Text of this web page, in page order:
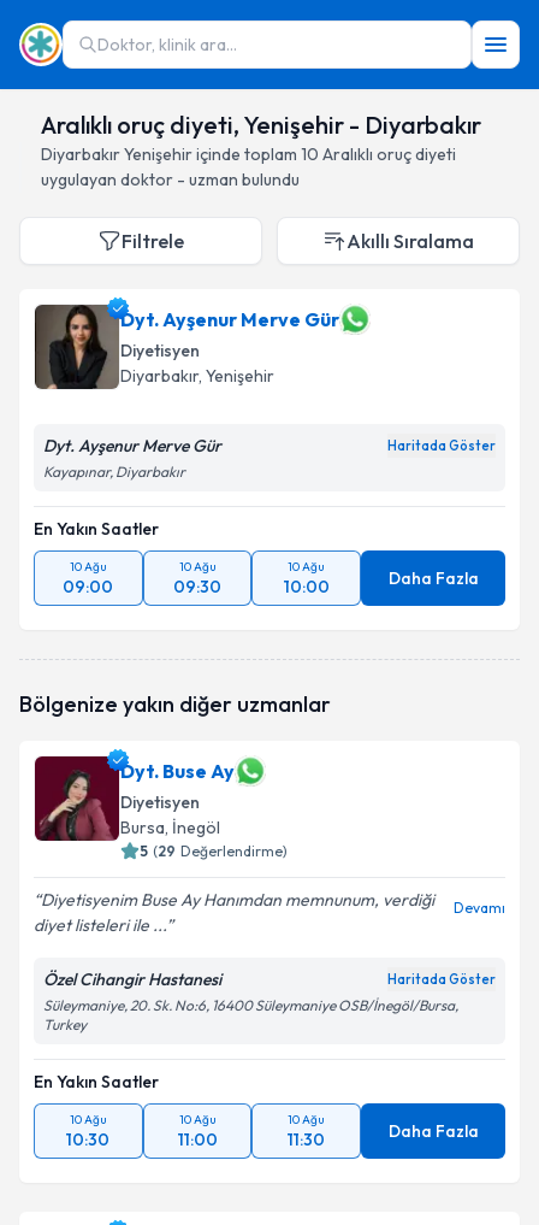
Doktor, klinik ara...
Aralıklı oruç diyeti, Yenişehir - Diyarbakır
DiyarbakırYenişehiriçinde toplam 10 Aralıklı oruç diyeti
uygulayan doktor - uzman bulundu
Filtrele Akıllı Sıralama
Dyt. Ayşenur Merve Gür
Diyetisyen
Diyarbakır, Yenişehir
Dyt. Ayşenur Merve Gür Haritada Göster
Kayapınar, Diyarbakır
En Yakın Saatler
10 Ağu
09:00
10 Ağu
09:30
10 Ağu
10:00 Daha Fazla
Bölgenize yakın diğer uzmanlar
Dyt. Buse Ay
Diyetisyen
Bursa, İnegöl
5 (29 Değerlendirme)
Diyetisyenim Buse Ay Hanımdan memnunum, verdiği
diyet listeleri ile ...
Devamı
Özel Cihangir Hastanesi Haritada Göster
Süleymaniye, 20. Sk. No:6, 16400 Süleymaniye OSB/İnegöl/Bursa,
Turkey
En Yakın Saatler
10 Ağu
10:30
10 Ağu
11:00
10 Ağu
11:30 Daha Fazla